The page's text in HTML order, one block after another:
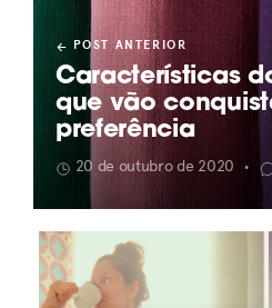
POST ANTERIOR
Características
que vão
preferência
20 de outubro de 2020 •